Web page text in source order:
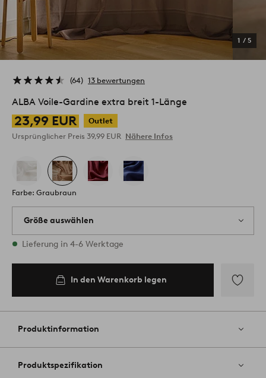
1 / 5
64 13 bewertungen
ALBA Voile-Gardine extra breit 1-Länge
23,99 EUR
Outlet
Ursprünglicher Preis 39,99 EUR Nähere Infos
Farbe: Graubraun
Größe auswählen
1 Größen vorrätig
Lieferung in 4-6 Werktage
In den Warenkorb legen
Favoriten
Produktinformation
Produktspezifikation